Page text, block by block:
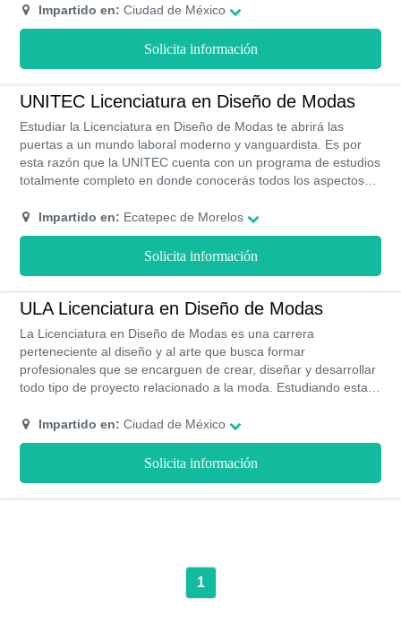
Impartido en: Ciudad de México
Solicita información
UNITEC Licenciatura en Diseño de Modas
Estudiar la Licenciatura en Diseño de Modas te abrirá las
puertas a un mundo laboral moderno y vanguardista. Es por
esta razón que la UNITEC cuenta con un programa de estudios
totalmente completo en donde conocerás todos los aspectos
pero con dedicación podrás obtener una beca académica que
te otorga hasta un 30% de descuento sobre el monto de la
Impartido en: Ecatepec de Morelos
Solicita información
ULA Licenciatura en Diseño de Modas
La Licenciatura en Diseño de Modas es una carrera
perteneciente al diseño y al arte que busca formar
profesionales que se encarguen de crear, diseñar y desarrollar
todo tipo de proyecto relacionado a la moda. Estudiando esta
desarrollar diferentes técnicas y herramientas que te ayudarán
a tener un gran desempeño dentro de la industria de la moda.
Esta licenciatura se imparte en la ULA de forma presencial y
tiene una duración de 3 años.
Impartido en: Ciudad de México
Solicita información
1